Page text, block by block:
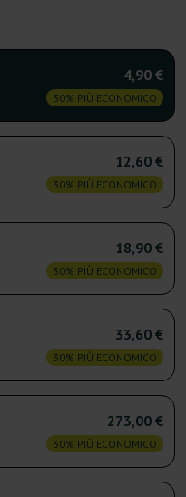
4,90 €
30% PIÙ ECONOMICO
12,60 €
30% PIÙ ECONOMICO
18,90 €
30% PIÙ ECONOMICO
33,60 €
30% PIÙ ECONOMICO
273,00 €
30% PIÙ ECONOMICO